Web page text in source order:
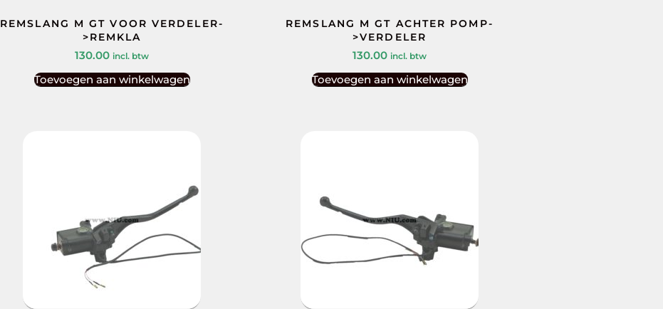
REMSLANG M GT VOOR VERDELER-
>REMKLA
130.00 incl. btw
Toevoegen aan winkelwagen
REMSLANG M GT ACHTER POMP-
>VERDELER
130.00 incl. btw
Toevoegen aan winkelwagen